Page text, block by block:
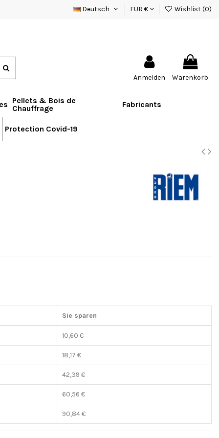
Deutsch EUR € Wishlist (0)
Anmelden Warenkorb
Pellets & Bois de
Chauffrage
Fabricants
Protection Covid-19
Sie sparen
10,60 €
18,17 €
42,39 €
60,56 €
90,84 €